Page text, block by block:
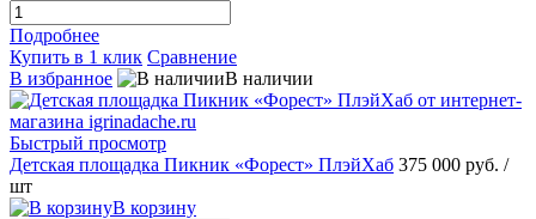
Подробнее
Купить в 1 клик Сравнение
В избранное
В наличии
Быстрый просмотр
Детская площадка Пикник «Форест» ПлэйХаб 375 000 руб. /
шт
В корзину